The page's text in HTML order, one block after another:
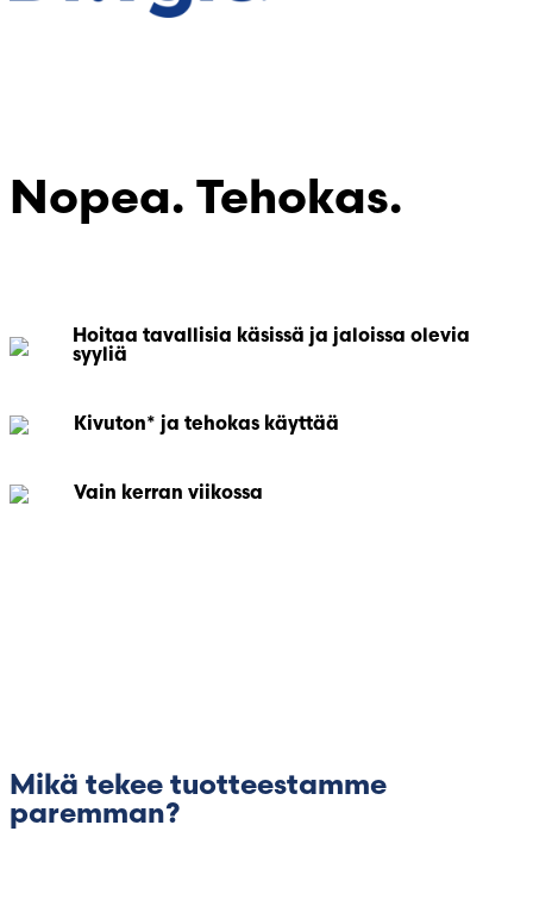
Nopea. Tehokas.
Hoitaa tavallisia käsissä ja jaloissa olevia
syyliä
Kivuton* ja tehokas käyttää
Vain kerran viikossa
Mikä tekee tuotteestamme
paremman?